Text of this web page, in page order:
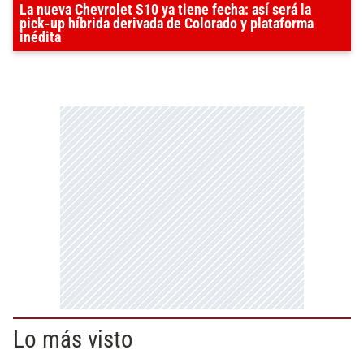
La nueva Chevrolet S10 ya tiene fecha: así será la
pick-up híbrida derivada de Colorado y plataforma
inédita
Lo más visto